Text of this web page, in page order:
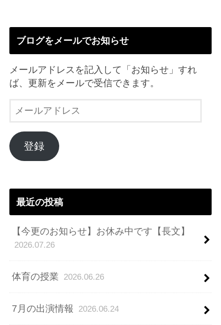
ブログをメールでお知らせ
メールアドレスを記入して「お知らせ」すれ
ば、更新をメールで受信できます。
ル
ア
ド
登録
最近の投稿
【今更のお知らせ】お休み中です【長文】
2026.07.26
体育の授業 2026.06.26
7月の出演情報 2026.06.24